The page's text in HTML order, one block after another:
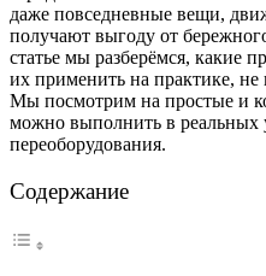
даже повседневные вещи,
получают выгоду от
статье мы разберёмся, какие
их применить на практике,
Мы посмотрим на простые и
можно выполнить в реальных
переоборудования.
Содержание